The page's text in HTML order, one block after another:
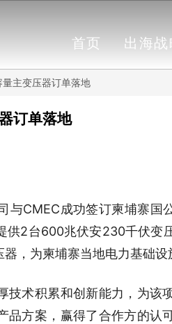
首页 出海
主变压器订单落地
订单落地
与CMEC成功签订柬埔寨
供2台600兆伏安230千伏变
，为柬埔寨当地电力基础设
技术积累和创新能力，为该
品方案，赢得了合作方的认